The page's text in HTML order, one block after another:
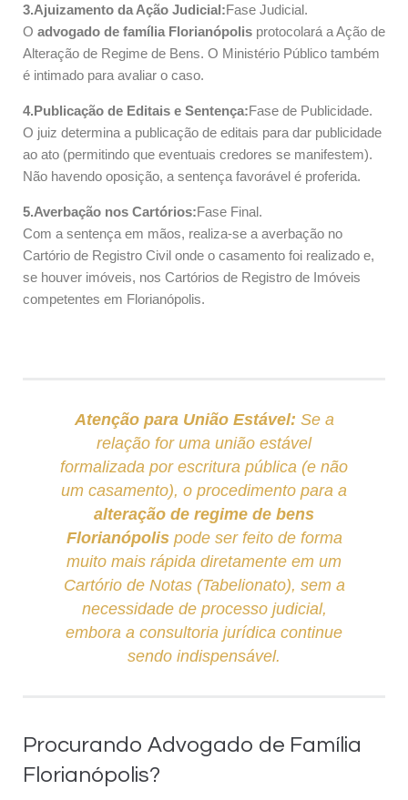
3.Ajuizamento da Ação Judicial:Fase Judicial.
O advogado de família Florianópolis protocolará a Ação de
Alteração de Regime de Bens. O Ministério Público também
é intimado para avaliar o caso.
4.Publicação de Editais e Sentença:Fase de Publicidade.
O juiz determina a publicação de editais para dar publicidade
ao ato (permitindo que eventuais credores se manifestem).
Não havendo oposição, a sentença favorável é proferida.
5.Averbação nos Cartórios:Fase Final.
Com a sentença em mãos, realiza-se a averbação no
Cartório de Registro Civil onde o casamento foi realizado e,
se houver imóveis, nos Cartórios de Registro de Imóveis
competentes em Florianópolis.
Atenção para União Estável: Se a
relação for uma união estável
formalizada por escritura pública (e não
um casamento), o procedimento para a
alteração de regime de bens
Florianópolispode ser feito de forma
muito mais rápida diretamente em um
Cartório de Notas (Tabelionato), sem a
necessidade de processo judicial,
embora a consultoria jurídica continue
sendo indispensável.
Procurando Advogado de Família
Florianópolis?